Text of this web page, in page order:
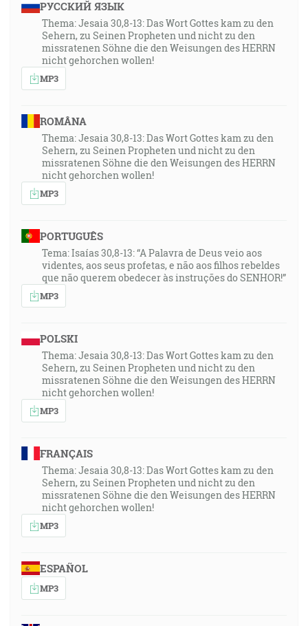
РУССКИЙ ЯЗЫК
Thema: Jesaia 30,8-13: Das Wort Gottes kam zu den
Sehern, zu Seinen Propheten und nicht zu den
missratenen Söhne die den Weisungen des HERRN
nicht gehorchen wollen!
MP3
ROMÂNA
Thema: Jesaia 30,8-13: Das Wort Gottes kam zu den
Sehern, zu Seinen Propheten und nicht zu den
missratenen Söhne die den Weisungen des HERRN
nicht gehorchen wollen!
MP3
PORTUGUÊS
Tema: Isaías 30,8-13: “A Palavra de Deus veio aos
videntes, aos seus profetas, e não aos filhos rebeldes
que não querem obedecer às instruções do SENHOR!”
MP3
POLSKI
Thema: Jesaia 30,8-13: Das Wort Gottes kam zu den
Sehern, zu Seinen Propheten und nicht zu den
missratenen Söhne die den Weisungen des HERRN
nicht gehorchen wollen!
MP3
FRANÇAIS
Thema: Jesaia 30,8-13: Das Wort Gottes kam zu den
Sehern, zu Seinen Propheten und nicht zu den
missratenen Söhne die den Weisungen des HERRN
nicht gehorchen wollen!
MP3
ESPAÑOL
MP3